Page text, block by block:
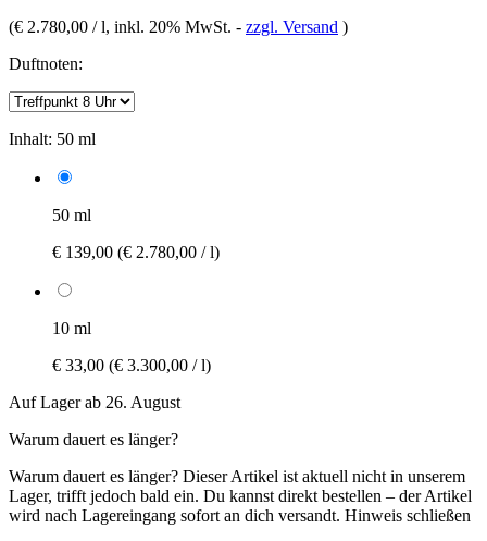
(€ 2.780,00 / l, inkl. 20% MwSt. - zzgl. Versand )
Duftnoten:
Inhalt: 50 ml
50 ml
€ 139,00 (€ 2.780,00 / l)
10 ml
€ 33,00 (€ 3.300,00 / l)
Auf Lager ab 26. August
Warum dauert es länger?
Warum dauert es länger? Dieser Artikel ist aktuell nicht in unserem
Lager, trifft jedoch bald ein. Du kannst direkt bestellen – der Artikel
wird nach Lagereingang sofort an dich versandt. Hinweis schließen